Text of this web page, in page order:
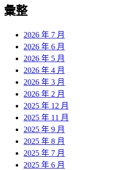
彙整
2026 年 7 月
2026 年 6 月
2026 年 5 月
2026 年 4 月
2026 年 3 月
2026 年 2 月
2025 年 12 月
2025 年 11 月
2025 年 9 月
2025 年 8 月
2025 年 7 月
2025 年 6 月